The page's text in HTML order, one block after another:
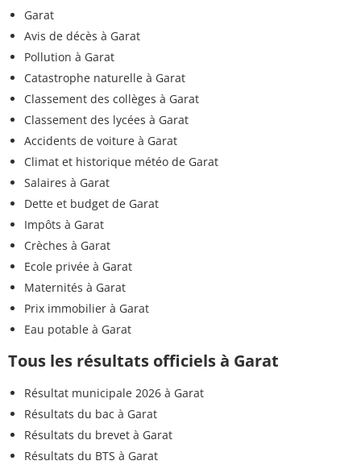
Garat
Avis de décès à Garat
Pollution à Garat
Catastrophe naturelle à Garat
Classement des collèges à Garat
Classement des lycées à Garat
Accidents de voiture à Garat
Climat et historique météo de Garat
Salaires à Garat
Dette et budget de Garat
Impôts à Garat
Crèches à Garat
Ecole privée à Garat
Maternités à Garat
Prix immobilier à Garat
Eau potable à Garat
Tous les résultats officiels à Garat
Résultat municipale 2026 à Garat
Résultats du bac à Garat
Résultats du brevet à Garat
Résultats du BTS à Garat